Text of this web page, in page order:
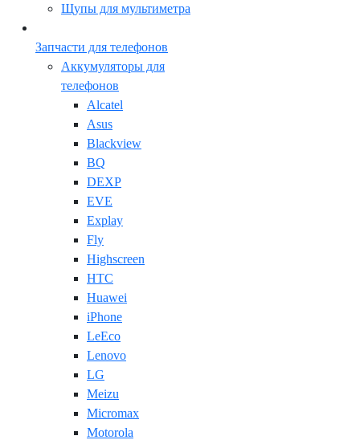
Щупы для мультиметра
Запчасти для телефонов
Аккумуляторы для
телефонов
Alcatel
Asus
Blackview
BQ
DEXP
EVE
Explay
Fly
Highscreen
HTC
Huawei
iPhone
LeEco
Lenovo
LG
Meizu
Micromax
Motorola